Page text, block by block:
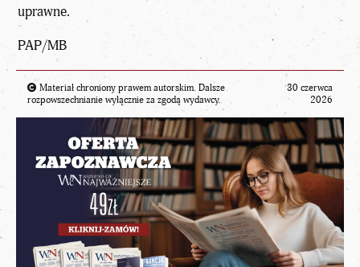
uprawne.
PAP/MB
Materiał chroniony prawem autorskim. Dalsze
rozpowszechnianie wyłącznie za zgodą wydawcy.
30 czerwca
2026